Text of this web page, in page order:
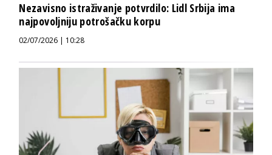
Nezavisno istraživanje potvrdilo: Lidl Srbija ima
najpovoljniju potrošačku korpu
02/07/2026 | 10:28